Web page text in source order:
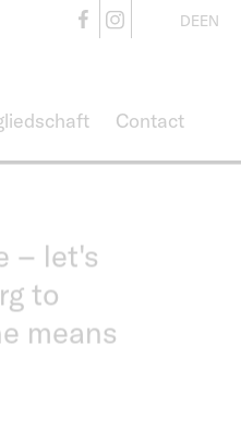
Contact
DEEN
ihre
– let's
to
means